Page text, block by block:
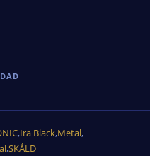
,Ira Black,Metal,
,SKÁLD